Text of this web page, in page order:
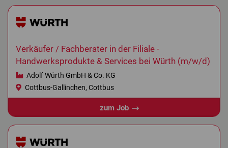
Kontakt
Verkäufer / Fachberater in der Filiale -
Handwerksprodukte & Services bei Würth (m/w/d)
Adolf Würth GmbH & Co. KG
Cottbus-Gallinchen, Cottbus
zum Job